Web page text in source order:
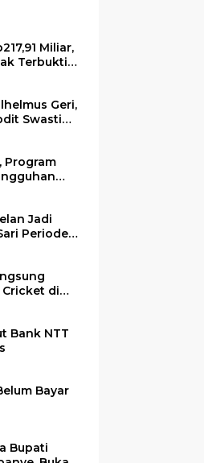
Miliar,
Terbukti
Geri,
Swasti
Program
Jadi
Periode
di
Bank NTT
Bayar
Bupati